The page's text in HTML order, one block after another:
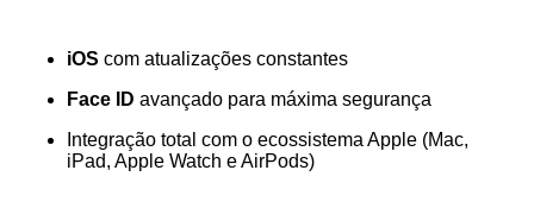
iOS com atualizações constantes
Face ID avançado para máxima segurança
Integração total com o ecossistema Apple (Mac,
iPad, Apple Watch e AirPods)